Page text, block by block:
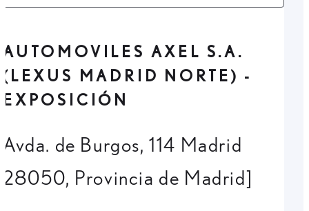
AUTOMOVILES AXEL S.A.
(LEXUS MADRID NORTE) -
EXPOSICIÓN
Avda. de Burgos, 114 Madrid
28050, Provincia de Madrid]